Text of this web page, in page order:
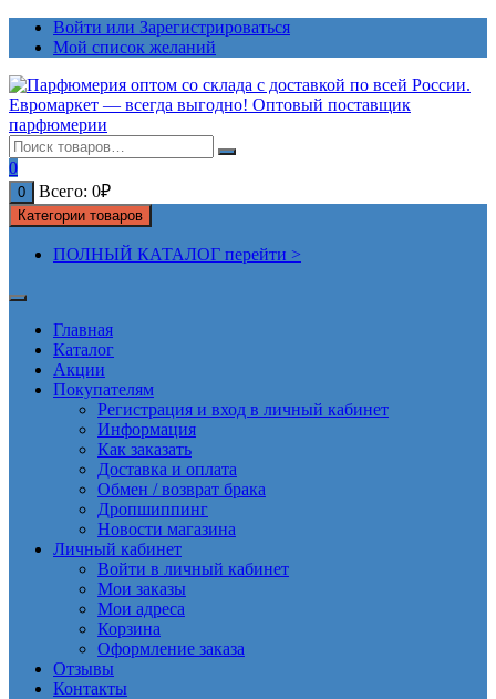
ПерейтиВойти или Зарегистрироваться
Мой список желаний
0
0 Всего: 0₽
Категории товаров
ПОЛНЫЙ КАТАЛОГ перейти >
Главная
Каталог
Акции
Покупателям
Регистрация и вход в личный кабинет
Информация
Как заказать
Доставка и оплата
Обмен / возврат брака
Дропшиппинг
Новости магазина
Личный кабинет
Войти в личный кабинет
Мои заказы
Мои адреса
Корзина
Оформление заказа
Отзывы
Контакты